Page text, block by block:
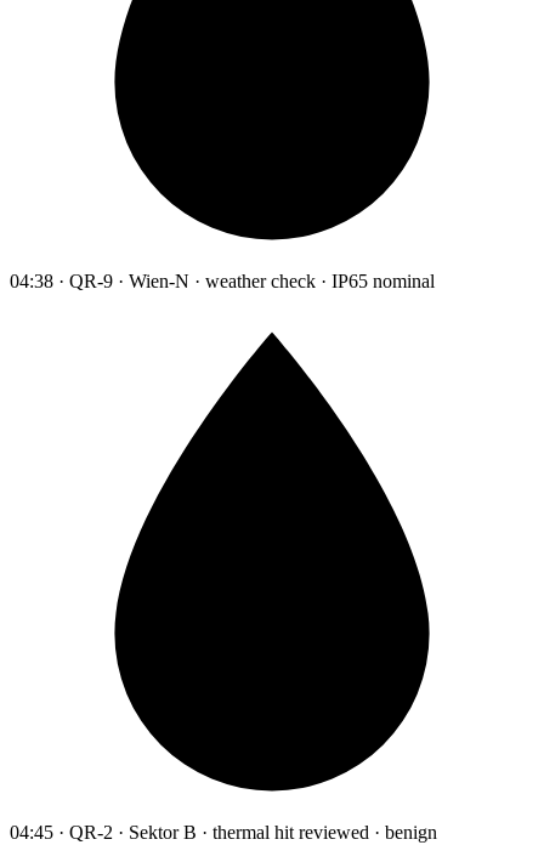
04:38 · QR-9 · Wien-N · weather check · IP65 nominal
04:45 · QR-2 · Sektor B · thermal hit reviewed · benign